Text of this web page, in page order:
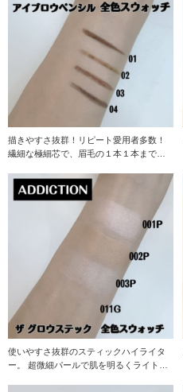
描きやすさ抜群！リピート愛用者多数！
繊細な極細芯で、眉毛の１本１本まで描
使いやすさ抜群のスティックハイライタ
ー。 超微細パールで肌を明るくライトア